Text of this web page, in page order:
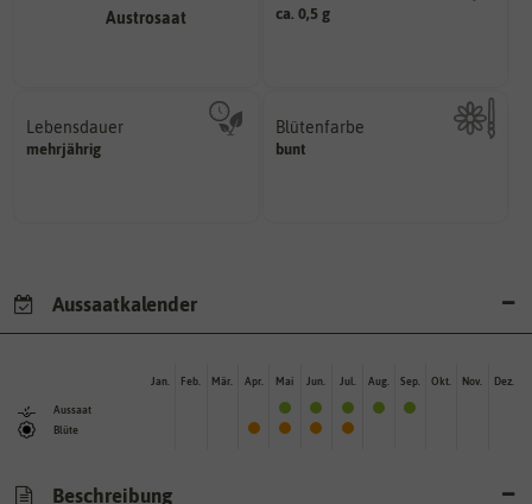
ca. 0,5 gWie viel ist enthalten
Lebensdauer
mehrjährig
einjährig, zweijährig oder
mehrjährig.
Blütenfarbe
bunt
Kann auch mehrfarbig sein.
Aussaatkalender
Aussaat
Blüte
Jan. Feb. Mär. Apr. Mai Jun. Jul. Aug. Sep. Okt. Nov. Dez.
Beschreibung